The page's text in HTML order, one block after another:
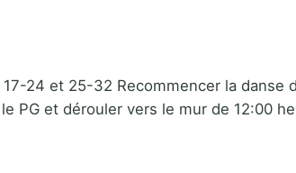
24 et 25-32 Recommencer la
PG et dérouler vers le mur de 12:00